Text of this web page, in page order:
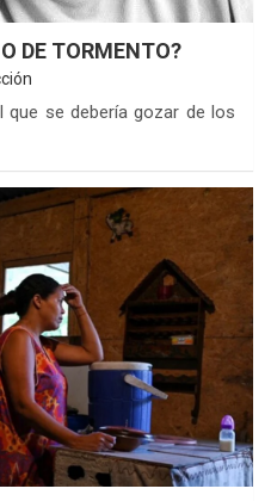
DE TORMENTO?
que se debería gozar de los